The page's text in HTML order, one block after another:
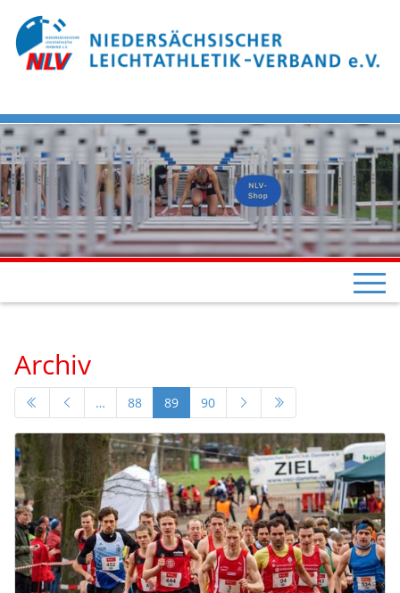
Archiv
… 88 89 90